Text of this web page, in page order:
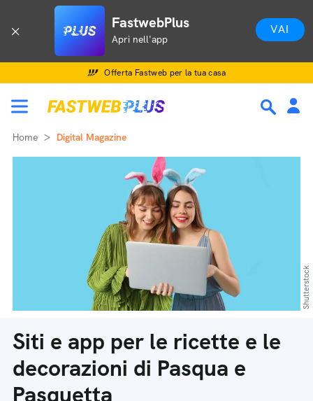
FastwebPlus
Apri nell'app
VAI
Offerta Fastweb per la tua casa
Home Digital Magazine
Siti e app per le ricette e le
decorazioni di Pasqua e
Pasquetta
Shutterstock